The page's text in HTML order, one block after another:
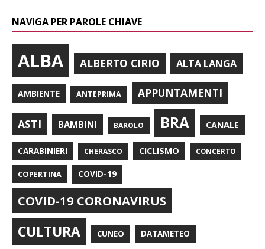
NAVIGA PER PAROLE CHIAVE
ALBA ALBERTO CIRIO ALTA LANGA
AMBIENTE ANTEPRIMA APPUNTAMENTI
ASTI BAMBINI BAROLO BRA CANALE
CARABINIERI CHERASCO CICLISMO CONCERTO
COPERTINA COVID-19
COVID-19 CORONAVIRUS
CULTURA CUNEO DATAMETEO